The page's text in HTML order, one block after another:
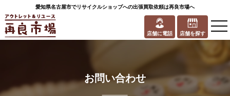
愛知県名古屋市でリサイクルショップへの出張買取依頼は再良市場へ
店舗に電話 店舗を探す
お問い合わせ